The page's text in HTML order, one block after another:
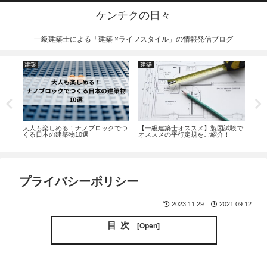
ケンチクの日々
一級建築士による「建築 ×ライフスタイル」の情報発信ブログ
建築
大人も楽しめる！ナノブロックでつ
くる日本の建築物10選
建築
【一級建築士オススメ】製図試験で
オススメの平行定規をご紹介！
プライバシーポリシー
2023.11.29 2021.09.12
目次